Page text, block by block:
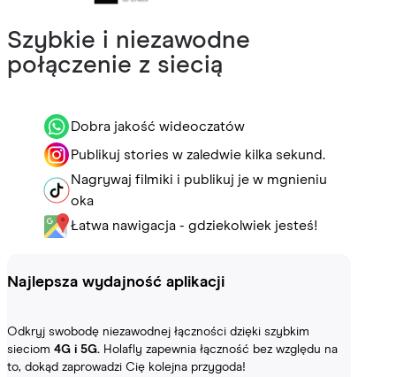
Szybkie i niezawodne
połączenie z siecią
Dobra jakość wideoczatów
Publikuj stories w zaledwie kilka sekund.
Nagrywaj filmiki i publikuj je w mgnieniu
oka
Łatwa nawigacja - gdziekolwiek jesteś!
Najlepsza wydajność aplikacji
Odkryj swobodę niezawodnej łączności dzięki szybkim
sieciom 4G i 5G. Holafly zapewnia łączność bez względu na
to, dokąd zaprowadzi Cię kolejna przygoda!